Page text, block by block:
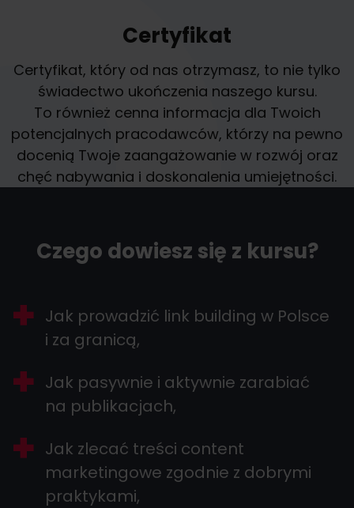
Certyfikat
Certyfikat, który od nas otrzymasz, to nie tylko
świadectwo ukończenia naszego kursu.
To również cenna informacja dla Twoich
potencjalnych pracodawców, którzy na pewno
docenią Twoje zaangażowanie w rozwój oraz
chęć nabywania i doskonalenia umiejętności.
Czego dowiesz się z kursu?
Jak prowadzić link building w Polsce
i za granicą,
Jak pasywnie i aktywnie zarabiać
na publikacjach,
Jak zlecać treści content
marketingowe zgodnie z dobrymi
praktykami,